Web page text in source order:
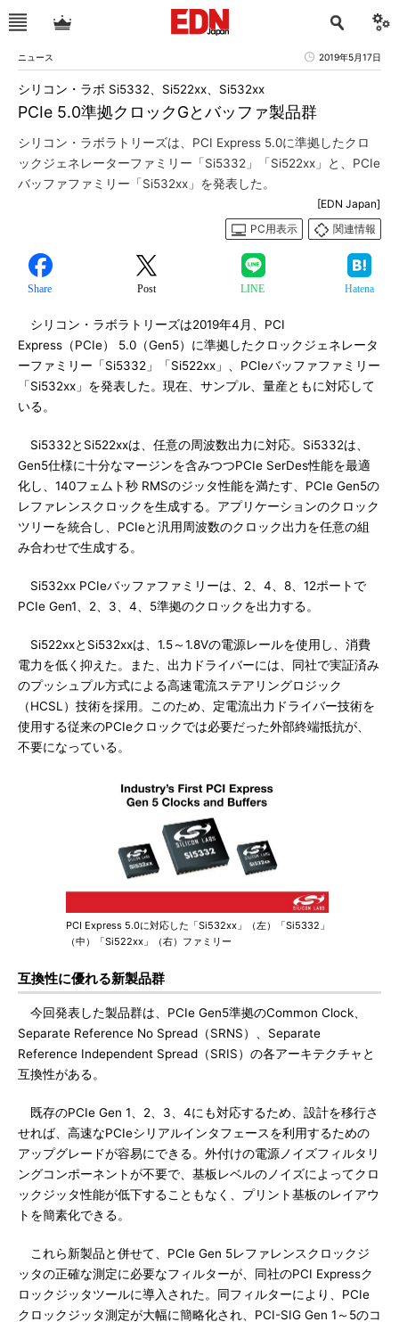
ニュース 2019年5月17日
PCIe 5.0準拠クロックGとバッファ製品群
シリコン・ラボ Si5332、Si522xx、Si532xx
シリコン・ラボラトリーズは、PCI Express 5.0に準拠したクロ
ックジェネレーターファミリー「Si5332」「Si522xx」と、PCIe
バッファファミリー「Si532xx」を発表した。
[EDN Japan]
PC用表示
関連情報
Share Post LINE Hatena
シリコン・ラボラトリーズは2019年4月、PCI
Express（PCIe） 5.0（Gen5）に準拠したクロックジェネレータ
ーファミリー「Si5332」「Si522xx」、PCIeバッファファミリー
「Si532xx」を発表した。現在、サンプル、量産ともに対応して
いる。
Si5332とSi522xxは、任意の周波数出力に対応。Si5332は、
Gen5仕様に十分なマージンを含みつつPCIe SerDes性能を最適
化し、140フェムト秒 RMSのジッタ性能を満たす、PCIe Gen5の
レファレンスクロックを生成する。アプリケーションのクロック
ツリーを統合し、PCIeと汎用周波数のクロック出力を任意の組
み合わせで生成する。
Si532xx PCIeバッファファミリーは、2、4、8、12ポートで
PCIe Gen1、2、3、4、5準拠のクロックを出力する。
Si522xxとSi532xxは、1.5～1.8Vの電源レールを使用し、消費
電力を低く抑えた。また、出力ドライバーには、同社で実証済み
のプッシュプル方式による高速電流ステアリングロジック
（HCSL）技術を採用。このため、定電流出力ドライバー技術を
使用する従来のPCIeクロックでは必要だった外部終端抵抗が、
不要になっている。
PCI Express 5.0に対応した「Si532xx」（左）「Si5332」
（中）「Si522xx」（右）ファミリー
互換性に優れる新製品群
今回発表した製品群は、PCIe Gen5準拠のCommon Clock、
Separate Reference No Spread（SRNS）、Separate
Reference Independent Spread（SRIS）の各アーキテクチャと
互換性がある。
既存のPCIe Gen 1、2、3、4にも対応するため、設計を移行さ
せれば、高速なPCIeシリアルインタフェースを利用するための
アップグレードが容易にできる。外付けの電源ノイズフィルタリ
ングコンポーネントが不要で、基板レベルのノイズによってクロ
ックジッタ性能が低下することもなく、プリント基板のレイアウ
トを簡素化できる。
これら新製品と併せて、PCIe Gen 5レファレンスクロックジ
ッタの正確な測定に必要なフィルターが、同社のPCI Expressク
ロックジッタツールに導入された。同フィルターにより、PCIe
クロックジッタ測定が大幅に簡略化され、PCI-SIG Gen 1～5のコ